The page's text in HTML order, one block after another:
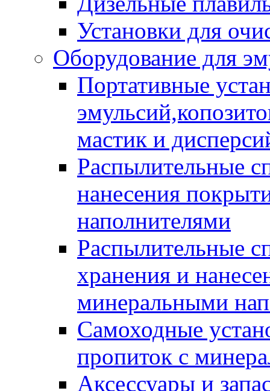
Установки для
Оборудование для
Портативные
мастик и
Распылительные
нанесения
наполнителями
Распылительные
хранения и
минеральными
Самоходные
пропиток с
Аксессуары и